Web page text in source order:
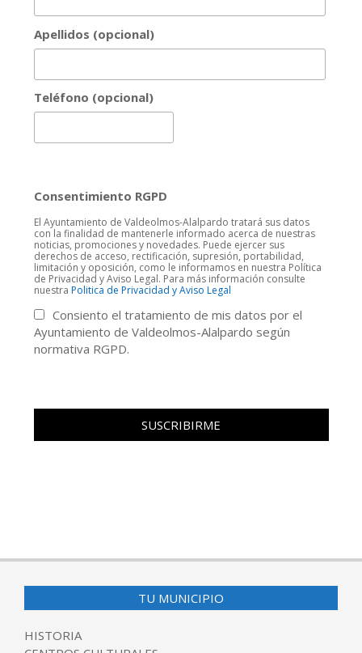
Apellidos (opcional)
Teléfono (opcional)
Consentimiento RGPD
El Ayuntamiento de Valdeolmos-Alalpardo tratará sus datos
con la finalidad de mantenerle informado acerca de nuestras
noticias, promociones y novedades. Puede ejercer sus
derechos de acceso, rectificación, supresión, portabilidad,
limitación y oposición, como le informamos en nuestra Política
de Privacidad y Aviso Legal. Para más información consulte
nuestra Politica de Privacidad y Aviso Legal
Consiento el tratamiento de mis datos por el
Ayuntamiento de Valdeolmos-Alalpardo según
normativa RGPD.
TU MUNICIPIO
HISTORIA